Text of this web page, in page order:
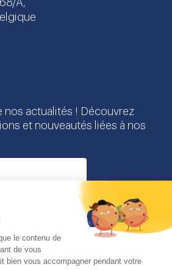
A,
nos actualités ! Découvrez
et nouveautés liées à nos
this newsletter and I understand
unsubscribe at any time